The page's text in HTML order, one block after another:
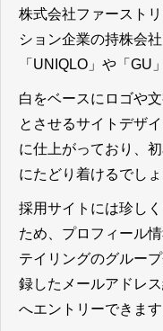
株式会社ファースト
ション企業の持株会
「UNIQLO」や「GU
白をベースにロゴや
とさせるサイトデザ
に仕上がっており、
にたどり着けるでしょ
採用サイトには珍し
ため、プロフィール
テイリングのグルー
録したメールアドレ
へエントリーできます